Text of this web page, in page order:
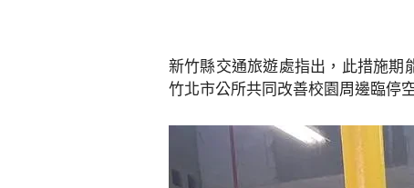
新竹縣交通旅遊處指出，此措施期
竹北市公所共同改善校園周邊臨停